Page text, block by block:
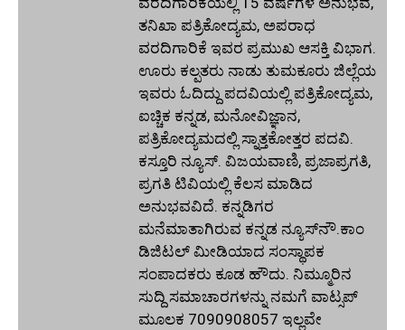
ತನಿಖಾ ಪತ್ರಿಕೋದ್ಯಮ, ಅಪರಾಧ
ವರದಿಗಾರಿಕೆ ಇವರ ಪ್ರಮುಖ ಆಸಕ್ತಿ ವಿಭಾಗ.
ಊರು ಕಲ್ಪತರು ನಾಡು ತುಮಕೂರು ಜಿಲ್ಲೆಯ
ಇವರು ಓದಿದ್ದು ಪದವಿಯಲ್ಲಿ ಪತ್ರಿಕೋದ್ಯಮ,
ಐಚ್ಚಿಕ ಕನ್ನಡ, ಮನೋವಿಜ್ಞಾನ,
ಪತ್ರಿಕೋದ್ಯಮದಲ್ಲಿ ಸ್ನಾತ್ತಕೋತ್ತರ ಪದವಿ.
ಕಸ್ತೂರಿ ನ್ಯೂಸ್‌. ವಿಜಯವಾಣಿ, ಪ್ರಜಾಪ್ರಗತಿ,
ಪ್ರಗತಿ ಟಿವಿಯಲ್ಲಿ ಕೆಲಸ ಮಾಡಿದ
ಅನುಭವವಿದೆ. ಕನ್ನಡಿಗರ
ಮನೆಮಾತಾಗಿರುವ ಕನ್ನಡ ನ್ಯೂಸ್‌ನೌ.ಕಾಂ
ಡಿಜಿಟಲ್‌ ಮೀಡಿಯಾದ ಸಂಸ್ಥಾಪಕ
ಸಂಪಾದಕರು ಕೂಡ ಹೌದು. ನಿಮ್ಮೂರಿನ
ಸುದ್ದಿ ಸಮಾಚಾರಗಳನ್ನು ನಮಗೆ ವಾಟ್ಸಪ್‌
ಮೂಲಕ 7090908057 ಇಲ್ಲವೇ